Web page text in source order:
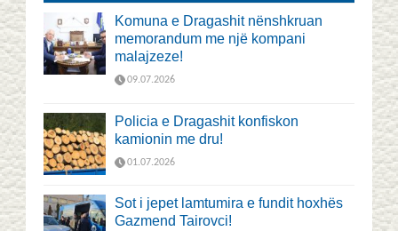
Komuna e Dragashit nënshkruan
memorandum me një kompani
malajzeze!
09.07.2026
Policia e Dragashit konfiskon
kamionin me dru!
01.07.2026
Sot i jepet lamtumira e fundit hoxhës
Gazmend Tairovci!